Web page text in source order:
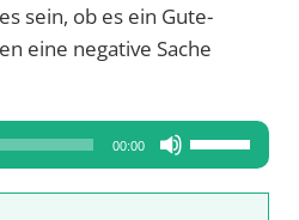
sein, ob es ein Gute-
eine negative Sache
00:00
Pfeiltasten
Hoch/Runter
benutzen,